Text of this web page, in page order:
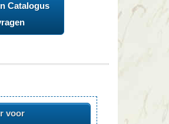
Catalogus
voor